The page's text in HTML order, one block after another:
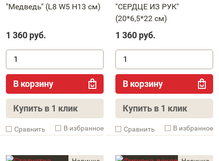
"Медведь" (L8 W5 H13 см)
1 360 руб.
В корзину
Купить в 1 клик
Cравнить В избранное
"СЕРДЦЕ ИЗ РУК"
(20*6,5*22 см)
1 360 руб.
В корзину
Купить в 1 клик
Cравнить В избранное